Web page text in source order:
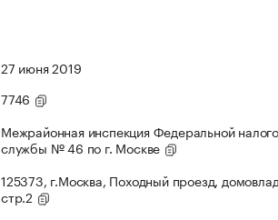
27 июня 2019
7746
Межрайонная инспекция Федеральной
службы № 46 по г. Москве
125373, г.Москва, Походный проезд,
стр.2